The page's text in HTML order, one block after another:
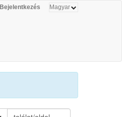
Bejelentkezés